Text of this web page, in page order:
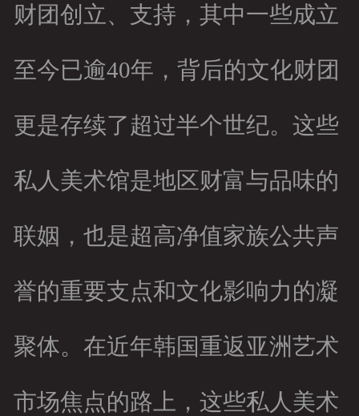
财团创立、支持，其中一些成立
至今已逾40年，背后的文化财团
更是存续了超过半个世纪。这些
私人美术馆是地区财富与品味的
联姻，也是超高净值家族公共声
誉的重要支点和文化影响力的凝
聚体。在近年韩国重返亚洲艺术
市场焦点的路上，这些私人美术